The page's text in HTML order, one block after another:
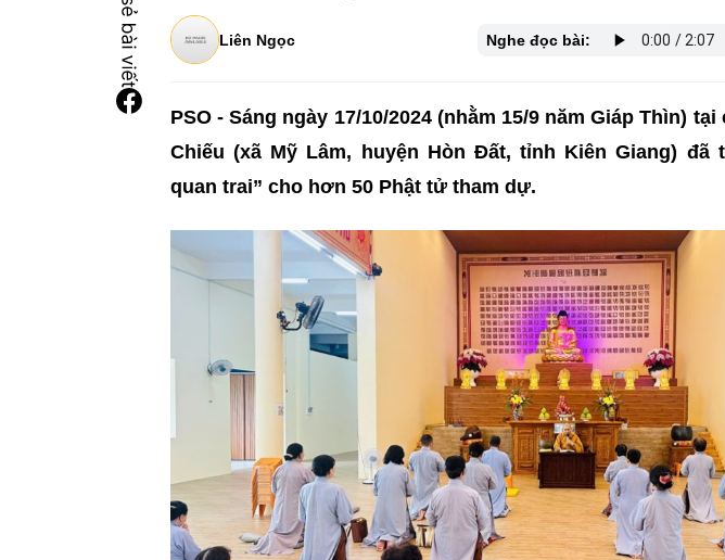
Liên Ngọc Nghe đọc bài:
PSO - Sáng ngày 17/10/2024 (nhằm 15/9 năm Giáp Thìn)
Chiếu (xã Mỹ Lâm, huyện Hòn Đất, tỉnh Kiên Giang) đã
quan trai” cho hơn 50 Phật tử tham dự.